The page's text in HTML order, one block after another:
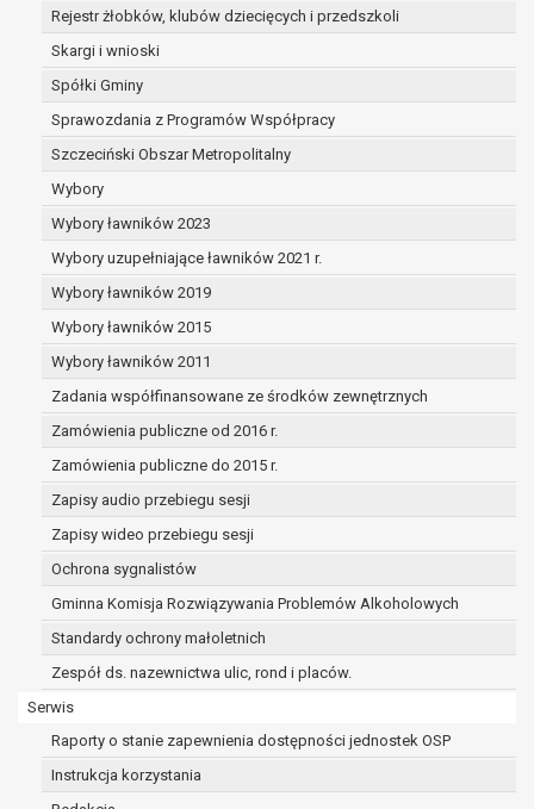
Rejestr żłobków, klubów dziecięcych i przedszkoli
Skargi i wnioski
Spółki Gminy
Sprawozdania z Programów Współpracy
Szczeciński Obszar Metropolitalny
Wybory
Wybory ławników 2023
Wybory uzupełniające ławników 2021 r.
Wybory ławników 2019
Wybory ławników 2015
Wybory ławników 2011
Zadania współfinansowane ze środków zewnętrznych
Zamówienia publiczne od 2016 r.
Zamówienia publiczne do 2015 r.
Zapisy audio przebiegu sesji
Zapisy wideo przebiegu sesji
Ochrona sygnalistów
Gminna Komisja Rozwiązywania Problemów Alkoholowych
Standardy ochrony małoletnich
Zespół ds. nazewnictwa ulic, rond i placów.
Serwis
Raporty o stanie zapewnienia dostępności jednostek OSP
Instrukcja korzystania
przypadku gdy łącznie spełnione są następujące
zawartej z osobą, której dane dotyczą lub na
przetwarzanie odbywa się w sposób
zautomatyzowany;
prawo sprzeciwu wobec przetwarzania danych na
którego podstawą prawną jest:
niezbędność przetwarzania do wykonania
realizowanego w interesie publicznym lub w
sprawowania władzy publicznej powierzonej
administratorowi bądź
niezbędność przetwarzania do celów
prawnie uzasadnionych interesów
administratora lub przez stronę trzecią.
Z przyczyn związanych z Pani/Pana szczególną
razie wniesienia sprzeciwu, administrator nie może
przetwarzać tych danych osobowych, chyba że
istnienie ważnych prawnie uzasadnionych podstaw
przetwarzania, nadrzędnych wobec interesów,
osoby, której dane dotyczą, lub podstaw do
dochodzenia lub obrony roszczeń.
W przypadku gdy przetwarzanie danych osobowych
podstawie zgody osoby na przetwarzanie danych
zgody w dowolnym momencie. Cofnięcie to nie ma
zgodność przetwarzania, którego dokonano na
przed jej cofnięciem.